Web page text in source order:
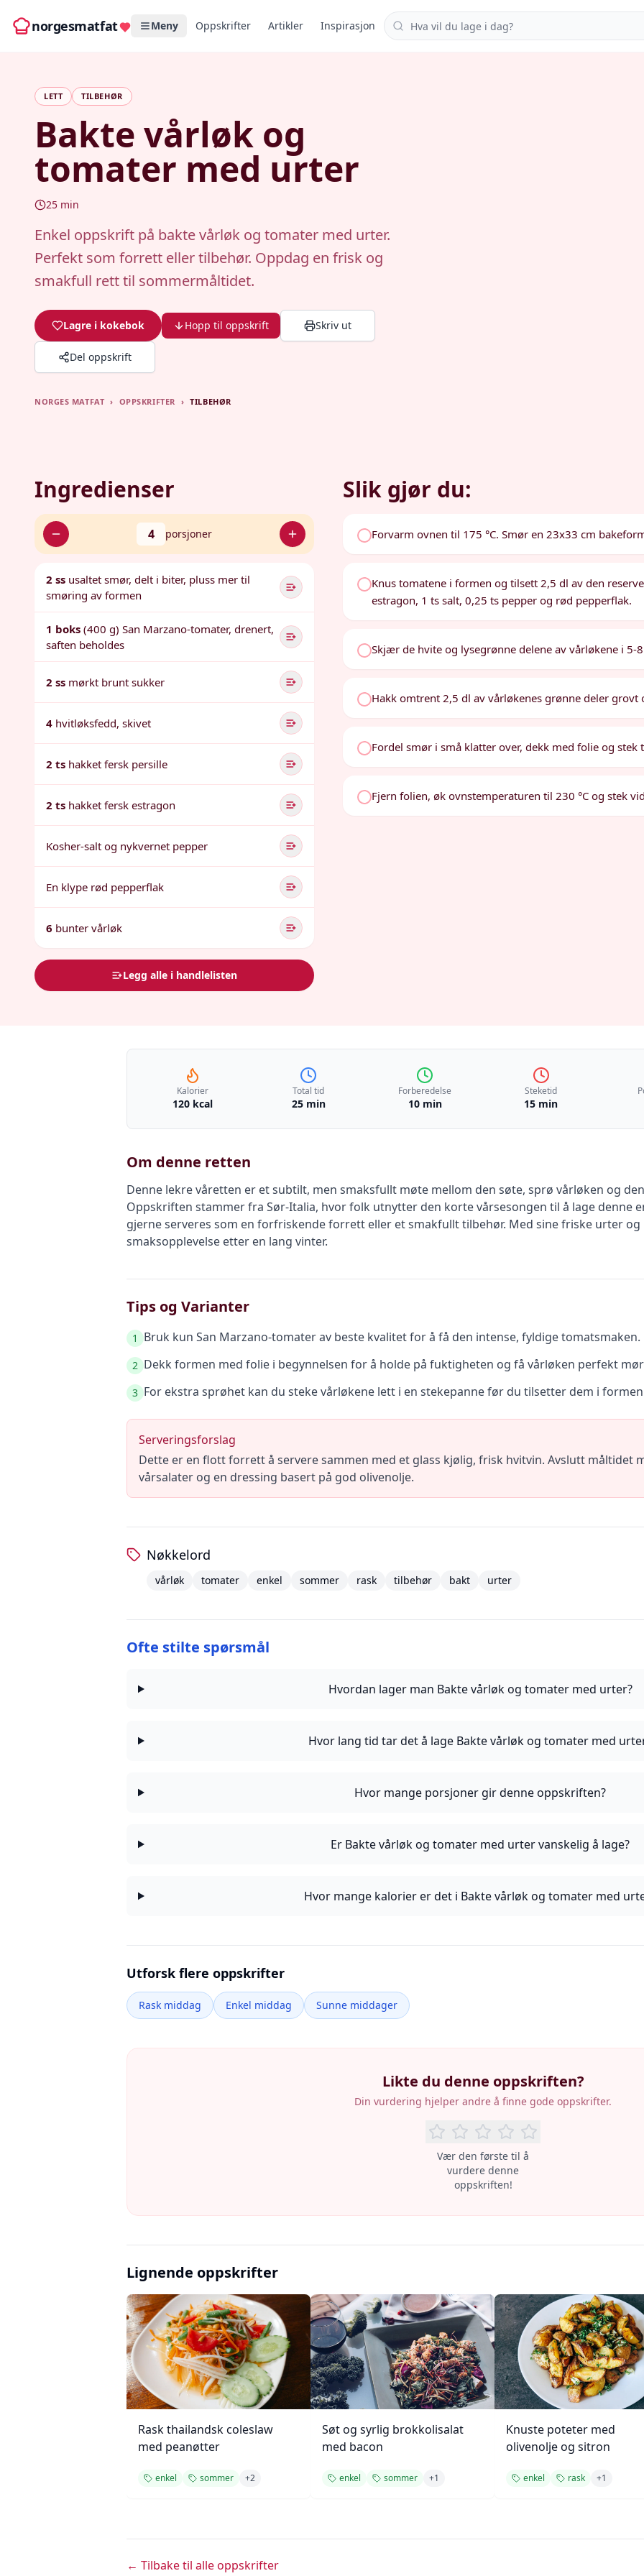
norgesmatfat Meny Oppskrifter Artikler Inspirasjon Søk i oppskrifter
LETT TILBEHØR
Bakte vårløk og
tomater med urter
25 min
Enkel oppskrift på bakte vårløk og tomater med urter.
Perfekt som forrett eller tilbehør. Oppdag en frisk og
smakfull rett til sommermåltidet.
Lagre i kokebok Hopp til oppskrift Skriv ut
Del oppskrift
NORGES MATFAT › OPPSKRIFTER › TILBEHØR
Ingredienser
4 porsjoner
2 ss usaltet smør, delt i biter, pluss mer til
smøring av formen
1 boks (400 g) San Marzano-tomater, drenert,
saften beholdes
2 ss mørkt brunt sukker
4 hvitløksfedd, skivet
2 ts hakket fersk persille
2 ts hakket fersk estragon
Kosher-salt og nykvernet pepper
En klype rød pepperflak
6 bunter vårløk
Legg alle i handlelisten
Slik gjør du:
Forvarm ovnen til 175 °C. Smør en 23x33 cm
Knus tomatene i formen og tilsett 2,5 dl av den
estragon, 1 ts salt, 0,25 ts pepper og rød pepperflak.
Skjær de hvite og lysegrønne delene av vårløkene i
Hakk omtrent 2,5 dl av vårløkenes grønne deler
Fordel smør i små klatter over, dekk med folie og
Fjern folien, øk ovnstemperaturen til 230 °C og stek
Kalorier
120 kcal
Total tid
25 min
Forberedelse
10 min
Steketid
15 min
Om denne retten
Denne lekre våretten er et subtilt, men smaksfullt møte mellom den søte, sprø vårløken og
Oppskriften stammer fra Sør-Italia, hvor folk utnytter den korte vårsesongen til å lage denne
gjerne serveres som en forfriskende forrett eller et smakfullt tilbehør. Med sine friske urter
smaksopplevelse etter en lang vinter.
Tips og Varianter
1 Bruk kun San Marzano-tomater av beste kvalitet for å få den intense, fyldige tomatsmaken.
2 Dekk formen med folie i begynnelsen for å holde på fuktigheten og få vårløken perfekt
3 For ekstra sprøhet kan du steke vårløkene lett i en stekepanne før du tilsetter dem i
Serveringsforslag
Dette er en flott forrett å servere sammen med et glass kjølig, frisk hvitvin. Avslutt måltidet
vårsalater og en dressing basert på god olivenolje.
Nøkkelord
vårløk tomater enkel sommer rask tilbehør bakt urter
Ofte stilte spørsmål
Hvordan lager man Bakte vårløk og tomater med urter?
Hvor lang tid tar det å lage Bakte vårløk og tomater med
Hvor mange porsjoner gir denne oppskriften?
Er Bakte vårløk og tomater med urter vanskelig å lage?
Hvor mange kalorier er det i Bakte vårløk og tomater med
Utforsk flere oppskrifter
Rask middag Enkel middag Sunne middager
Likte du denne oppskriften?
Din vurdering hjelper andre å finne gode oppskrifter.
Vær den første til å
vurdere denne
oppskriften!
Lignende oppskrifter
Rask thailandsk coleslaw
med peanøtter
enkel sommer +2
Søt og syrlig brokkolisalat
med bacon
enkel sommer +1
Knuste poteter med
olivenolje og sitron
enkel rask +1
← Tilbake til alle oppskrifter